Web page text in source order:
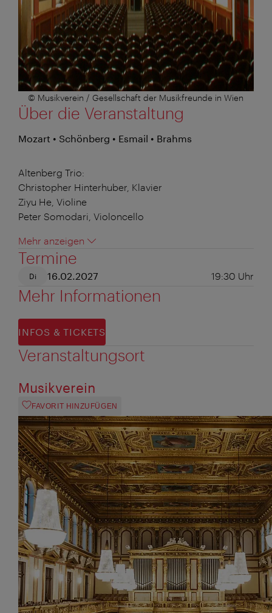
© Musikverein / Gesellschaft der Musikfreunde in Wien
Über die Veranstaltung
Mozart • Schönberg • Esmail • Brahms
Altenberg Trio:
Christopher Hinterhuber, Klavier
Ziyu He, Violine
Peter Somodari, Violoncello
Mehr anzeigen
Termine
Di 16.02.2027 19:30 Uhr
Mehr Informationen
INFOS & TICKETS
Veranstaltungsort
Musikverein
FAVORIT HINZUFÜGEN